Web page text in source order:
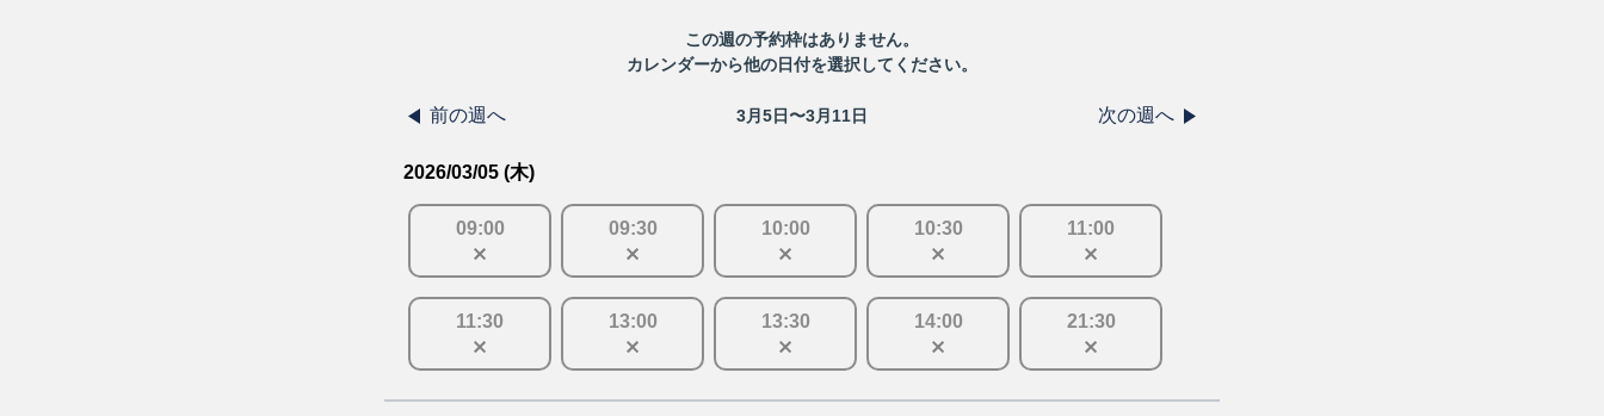
この週の予約枠はありません。
カレンダーから他の日付を選択してください。
前の週へ 3月5日〜3月11日 次の週へ
2026/03/05 (木)
09:00 09:30 10:00 10:30 11:00
11:30 13:00 13:30 14:00 21:30